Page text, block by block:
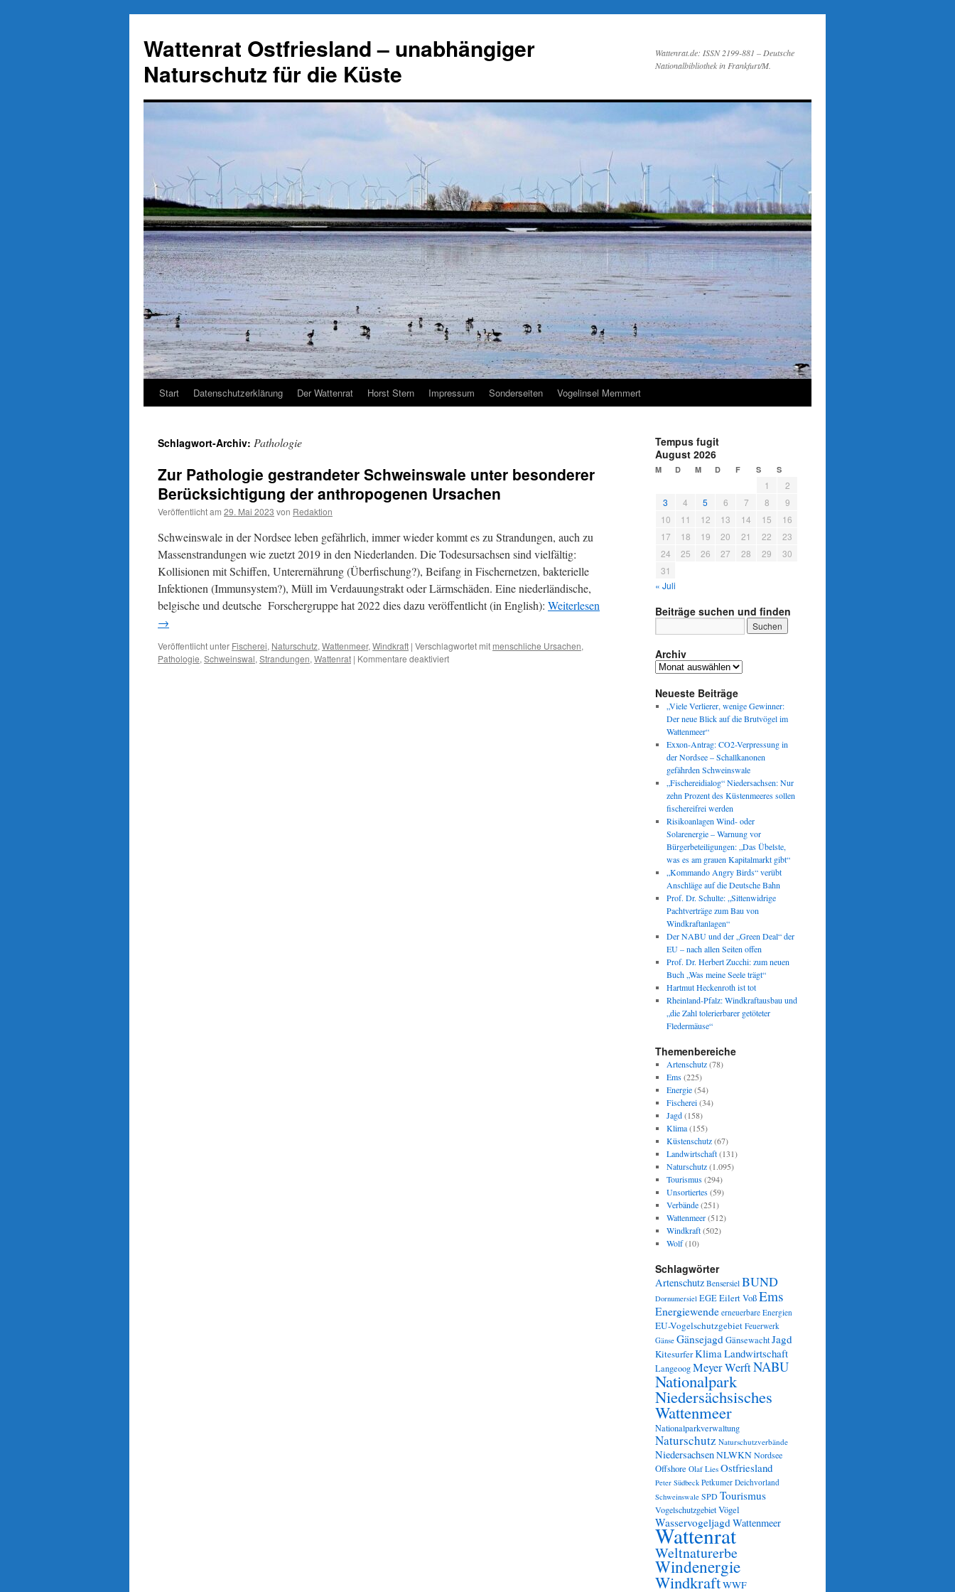
springen
Wattenrat Ostfriesland – unabhängiger
Naturschutz für die Küste
Wattenrat.de: ISSN 2199-881 – Deutsche
Nationalbibliothek in Frankfurt/M.
Start Datenschutzerklärung Der Wattenrat Horst Stern Impressum Sonderseiten Vogelinsel Memmert
Schlagwort-Archiv: Pathologie
Zur Pathologie gestrandeter Schweinswale unter besonderer
Berücksichtigung der anthropogenen Ursachen
Veröffentlicht am 29. Mai 2023 von Redaktion
Schweinswale in der Nordsee leben gefährlich, immer wieder kommt es zu Strandungen, auch zu
Massenstrandungen wie zuetzt 2019 in den Niederlanden. Die Todesursachsen sind vielfältig:
Kollisionen mit Schiffen, Unterernährung (Überfischung?), Beifang in Fischernetzen, bakterielle
Infektionen (Immunsystem?), Müll im Verdauungstrakt oder Lärmschäden. Eine niederländische,
belgische und deutsche Forschergruppe hat 2022 dies dazu veröffentlicht (in English): Weiterlesen
→
Veröffentlicht unter Fischerei, Naturschutz, Wattenmeer, Windkraft | Verschlagwortet mit menschliche Ursachen,
Pathologie, Schweinswal, Strandungen, Wattenrat | Kommentare deaktiviertfür
Tempus fugit
August 2026
M D M D F S S
1
2
3
4 5 6 7 8
9
10
11 12 13 14 15
16
17
18 19 20 21 22
23
24
25 26 27 28 29
30
31
« Juli
Beiträge suchen und finden
Archiv
Archiv
Neueste Beiträge
„Viele Verlierer, wenige Gewinner:
Der neue Blick auf die Brutvögel im
Wattenmeer“
Exxon-Antrag: CO2-Verpressung in
der Nordsee – Schallkanonen
gefährden Schweinswale
„Fischereidialog“ Niedersachsen: Nur
zehn Prozent des Küstenmeeres sollen
fischereifrei werden
Risikoanlagen Wind- oder
Solarenergie – Warnung vor
Bürgerbeteiligungen: „Das Übelste,
was es am grauen Kapitalmarkt gibt“
„Kommando Angry Birds“ verübt
Anschläge auf die Deutsche Bahn
Prof. Dr. Schulte: „Sittenwidrige
Pachtverträge zum Bau von
Windkraftanlagen“
Der NABU und der „Green Deal“ der
EU – nach allen Seiten offen
Prof. Dr. Herbert Zucchi: zum neuen
Buch „Was meine Seele trägt“
Hartmut Heckenroth ist tot
Rheinland-Pfalz: Windkraftausbau und
„die Zahl tolerierbarer getöteter
Fledermäuse“
Themenbereiche
Artenschutz(78)
Ems(225)
Energie(54)
Fischerei(34)
Jagd(158)
Klima(155)
Küstenschutz(67)
Landwirtschaft(131)
Naturschutz(1.095)
Tourismus(294)
Unsortiertes(59)
Verbände(251)
Wattenmeer(512)
Windkraft(502)
Wolf(10)
Schlagwörter
Artenschutz Bensersiel BUND
Dornumersiel EGEEilert VoßEms
Energiewende erneuerbare Energien
EU-Vogelschutzgebiet Feuerwerk
Gänse GänsejagdGänsewachtJagd
KitesurferKlimaLandwirtschaft
LangeoogMeyer WerftNABU
Nationalpark
Niedersächsisches
Wattenmeer
Nationalparkverwaltung
Naturschutz Naturschutzverbände
NiedersachsenNLWKNNordsee
Offshore Olaf Lies Ostfriesland
Peter Südbeck Petkumer Deichvorland
Schweinswale SPDTourismus
VogelschutzgebietVögel
WasservogeljagdWattenmeer
Wattenrat
Weltnaturerbe
Windenergie
WindkraftWWF